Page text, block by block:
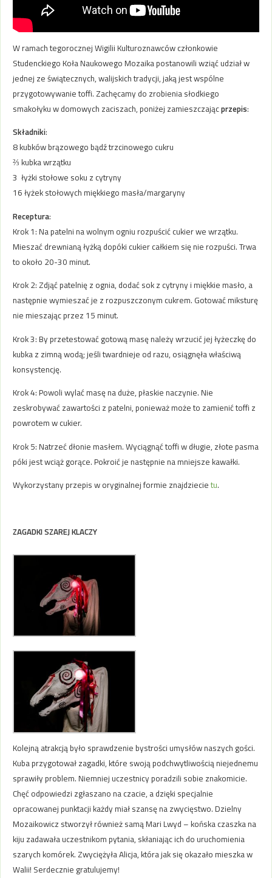
W ramach tegorocznej Wigilii Kulturoznawców członkowie
Studenckiego Koła Naukowego Mozaika postanowili wziąć udział w
jednej ze świątecznych, walijskich tradycji, jaką jest wspólne
przygotowywanie toffi. Zachęcamy do zrobienia słodkiego
smakołyku w domowych zaciszach, poniżej zamieszczającprzepis:
Składniki:
8 kubków brązowego bądź trzcinowego cukru
⅔ kubka wrzątku
3 łyżki stołowe soku z cytryny
16 łyżek stołowych miękkiego masła/margaryny
Receptura:
Krok 1: Na patelni na wolnym ogniu rozpuścić cukier we wrzątku.
Mieszać drewnianą łyżką dopóki cukier całkiem się nie rozpuści. Trwa
to około 20-30 minut.
Krok 2: Zdjąć patelnię z ognia, dodać sok z cytryny i miękkie masło, a
następnie wymieszać je z rozpuszczonym cukrem. Gotować miksturę
nie mieszając przez 15 minut.
Krok 3: By przetestować gotową masę należy wrzucić jej łyżeczkę do
kubka z zimną wodą; jeśli twardnieje od razu, osiągnęła właściwą
konsystencję.
Krok 4: Powoli wylać masę na duże, płaskie naczynie. Nie
zeskrobywać zawartości z patelni, ponieważ może to zamienić toffi z
powrotem w cukier.
Krok 5: Natrzeć dłonie masłem. Wyciągnąć toffi w długie, złote pasma
póki jest wciąż gorące. Pokroić je następnie na mniejsze kawałki.
Wykorzystany przepis w oryginalnej formie znajdziecietu.
ZAGADKI SZAREJ KLACZY
Kolejną atrakcją było sprawdzenie bystrości umysłów naszych gości.
Kuba przygotował zagadki, które swoją podchwytliwością niejednemu
sprawiły problem. Niemniej uczestnicy poradzili sobie znakomicie.
Chęć odpowiedzi zgłaszano na czacie, a dzięki specjalnie
opracowanej punktacji każdy miał szansę na zwycięstwo. Dzielny
Mozaikowicz stworzył również samą Mari Lwyd – końska czaszka na
kiju zadawała uczestnikom pytania, skłaniając ich do uruchomienia
szarych komórek. Zwyciężyła Alicja, która jak się okazało mieszka w
Walii! Serdecznie gratulujemy!